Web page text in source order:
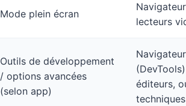
Mode plein écran
lecteurs
Outils de développement
/ options avancées
(selon app)
éditeurs,
techniques